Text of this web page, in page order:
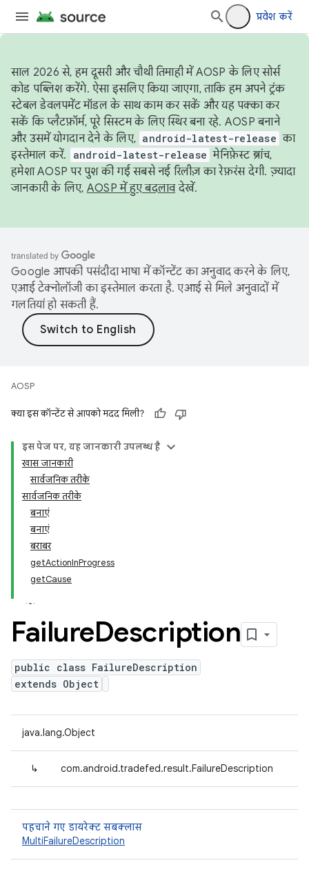
प्रवेश करें
साल 2026 से, हम दूसरी और चौथी तिमाही में AOSP के लिए सोर्स
कोड पब्लिश करेंगे. ऐसा इसलिए किया जाएगा, ताकि हम अपने ट्रंक
स्टेबल डेवलपमेंट मॉडल के साथ काम कर सकें और यह पक्का कर
सकें कि प्लैटफ़ॉर्म, पूरे सिस्टम के लिए स्थिर बना रहे. AOSP बनाने
और उसमें योगदान देने के लिए, android-latest-release का
इस्तेमाल करें.
android-latest-release मेनिफ़ेस्ट ब्रांच,
हमेशा AOSP पर पुश की गई सबसे नई रिलीज़ का रेफ़रंस देगी. ज़्यादा
जानकारी के लिए, AOSP में हुए बदलावदेखें.
Google आपकी पसंदीदा भाषा में कॉन्टेंट का अनुवाद करने के लिए,
एआई टेक्नोलॉजी का इस्तेमाल करता है. एआई से मिले अनुवादों में
गलतियां हो सकती हैं.
AOSP
क्या इस कॉन्टेंट से आपको मदद मिली?
इस पेज पर, यह जानकारी उपलब्ध है
खास जानकारी
सार्वजनिक तरीके
सार्वजनिक तरीके
बनाएं
बनाएं
बराबर
getActionInProgress
getCause
FailureDescription
public class FailureDescription
extends Object
java.lang.Object
↳ com.android.tradefed.result.FailureDescription
पहचाने गए डायरेक्ट सबक्लास
MultiFailureDescription